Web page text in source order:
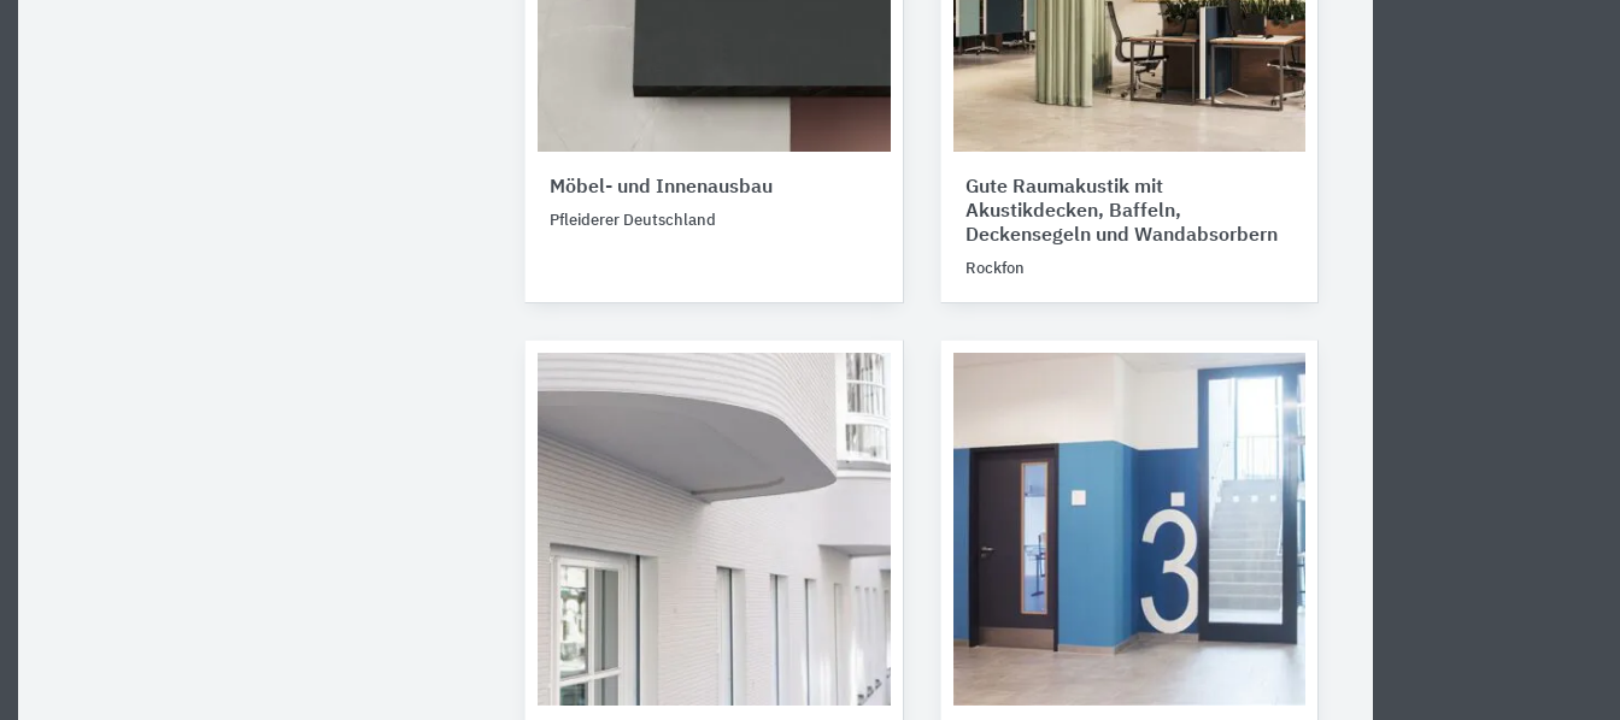
Möbel- und Innenausbau
Pfleiderer Deutschland
Gute Raumakustik mit
Akustikdecken, Baffeln,
Deckensegeln und Wandabsorbern
Rockfon